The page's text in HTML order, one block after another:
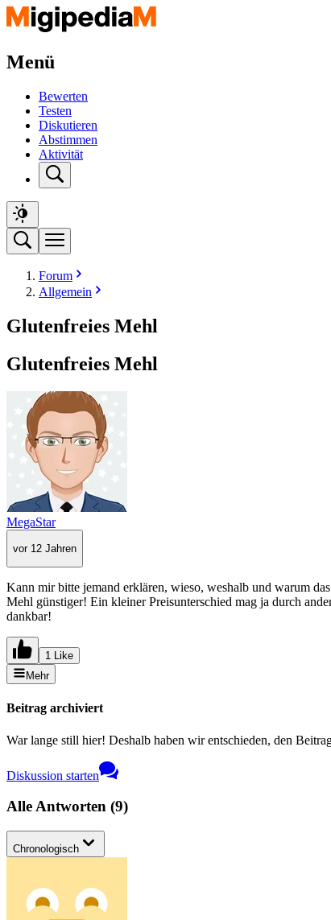
Menü
Bewerten
Testen
Diskutieren
Abstimmen
Aktivität
Forum
Allgemein
Glutenfreies Mehl
Glutenfreies Mehl
MegaStar
vor 12 Jahren
Kann mir bitte jemand erklären, wieso, weshalb und warum
Mehl günstiger! Ein kleiner Preisunterschied mag ja durch
dankbar!
1 Like
Mehr
Beitrag archiviert
War lange still hier! Deshalb haben wir entschieden, den
Diskussion starten
Alle Antworten (9)
Chronologisch